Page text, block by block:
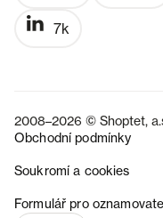
7k
2008–2026 © Shoptet,
Obchodní podmínky
Soukromí a cookies
Formulář pro